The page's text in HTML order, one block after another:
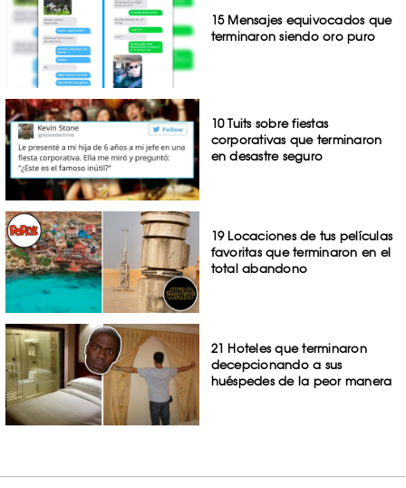
15 Mensajes equivocados que
terminaron siendo oro puro
10 Tuits sobre fiestas
corporativas que terminaron
en desastre seguro
19 Locaciones de tus películas
favoritas que terminaron en el
total abandono
21 Hoteles que terminaron
decepcionando a sus
huéspedes de la peor manera